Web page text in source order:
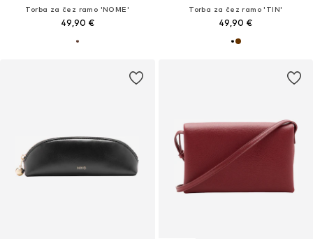
Torba za čez ramo 'NOME'
49,90 €
Torba za čez ramo 'TIN'
49,90 €